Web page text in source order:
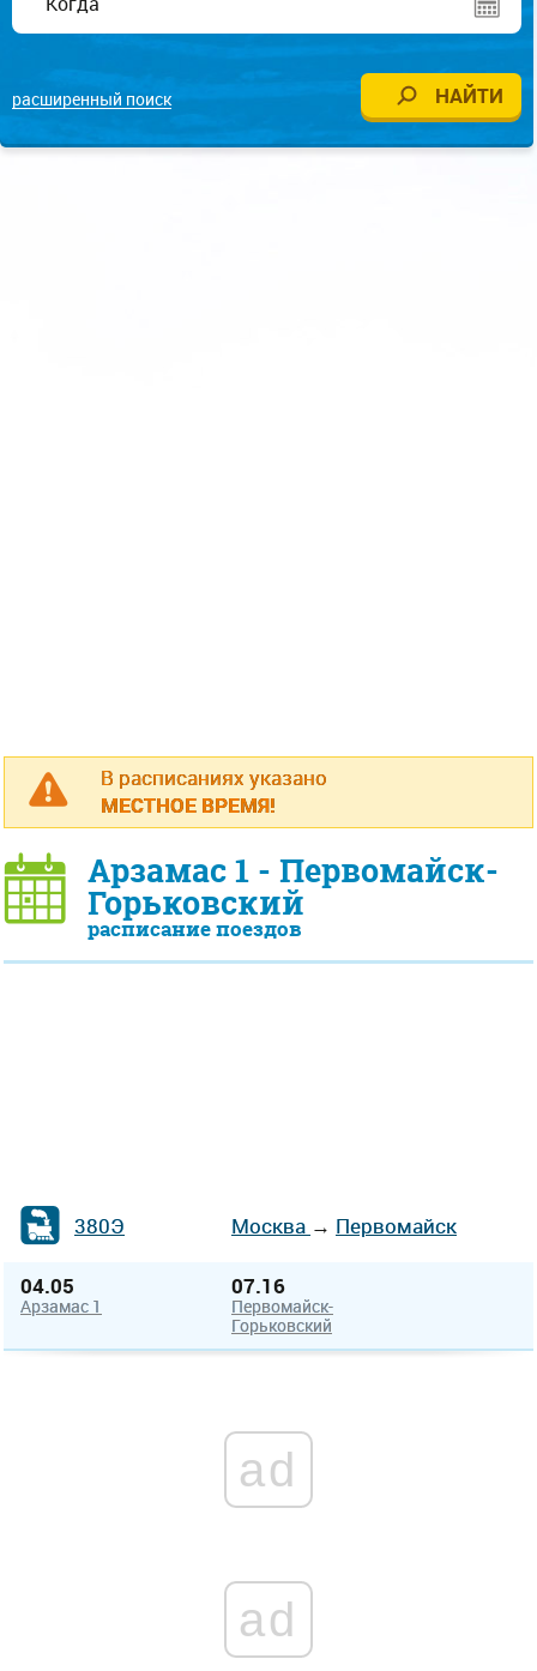
расширенный поиск
В расписаниях указано
МЕСТНОЕ ВРЕМЯ!
Арзамас 1 - Первомайск-
Горьковский
расписание поездов
380Э Москва → Первомайск
04.05
Арзамас 1
07.16
Первомайск-
Горьковский
ad
ad